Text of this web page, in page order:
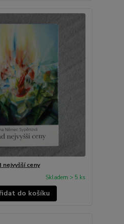
nejvyšší ceny
Skladem > 5 ks
do košíku